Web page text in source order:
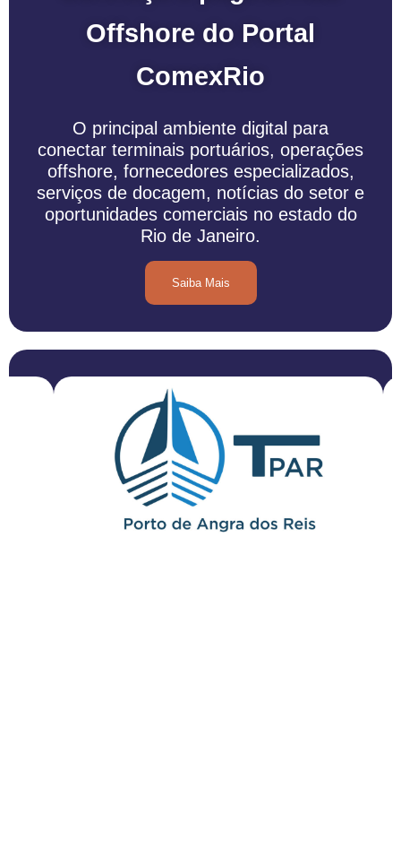
Offshore do Portal
ComexRio
O principal ambiente digital para
conectar terminais portuários, operações
offshore, fornecedores especializados,
serviços de docagem, notícias do setor e
oportunidades comerciais no estado do
Rio de Janeiro.
Saiba Mais
Conheça nossos
parceiros
O Portal ComexRio é o canal que busca
fomentar, fortalecer e promover o
comércio exterior do Estado do Rio de